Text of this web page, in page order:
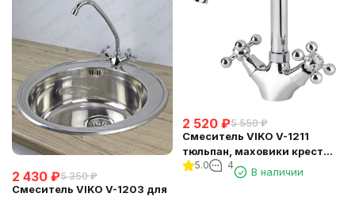
2 430 ₽5 350 ₽
Смеситель VIKO V-1203 для
2 520 ₽5 550 ₽
Смеситель VIKO V-1211
тюльпан, маховики крест
керамика, излив
поворотный, низкий
5.0 4
В наличии